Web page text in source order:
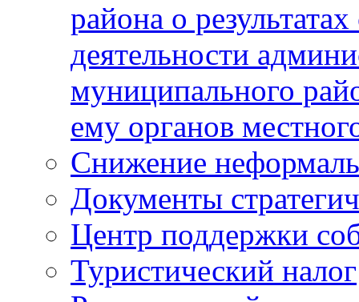
района о
деятельности
муниципального
ему органов
Снижение
Документы
Центр поддержки
Туристический налог